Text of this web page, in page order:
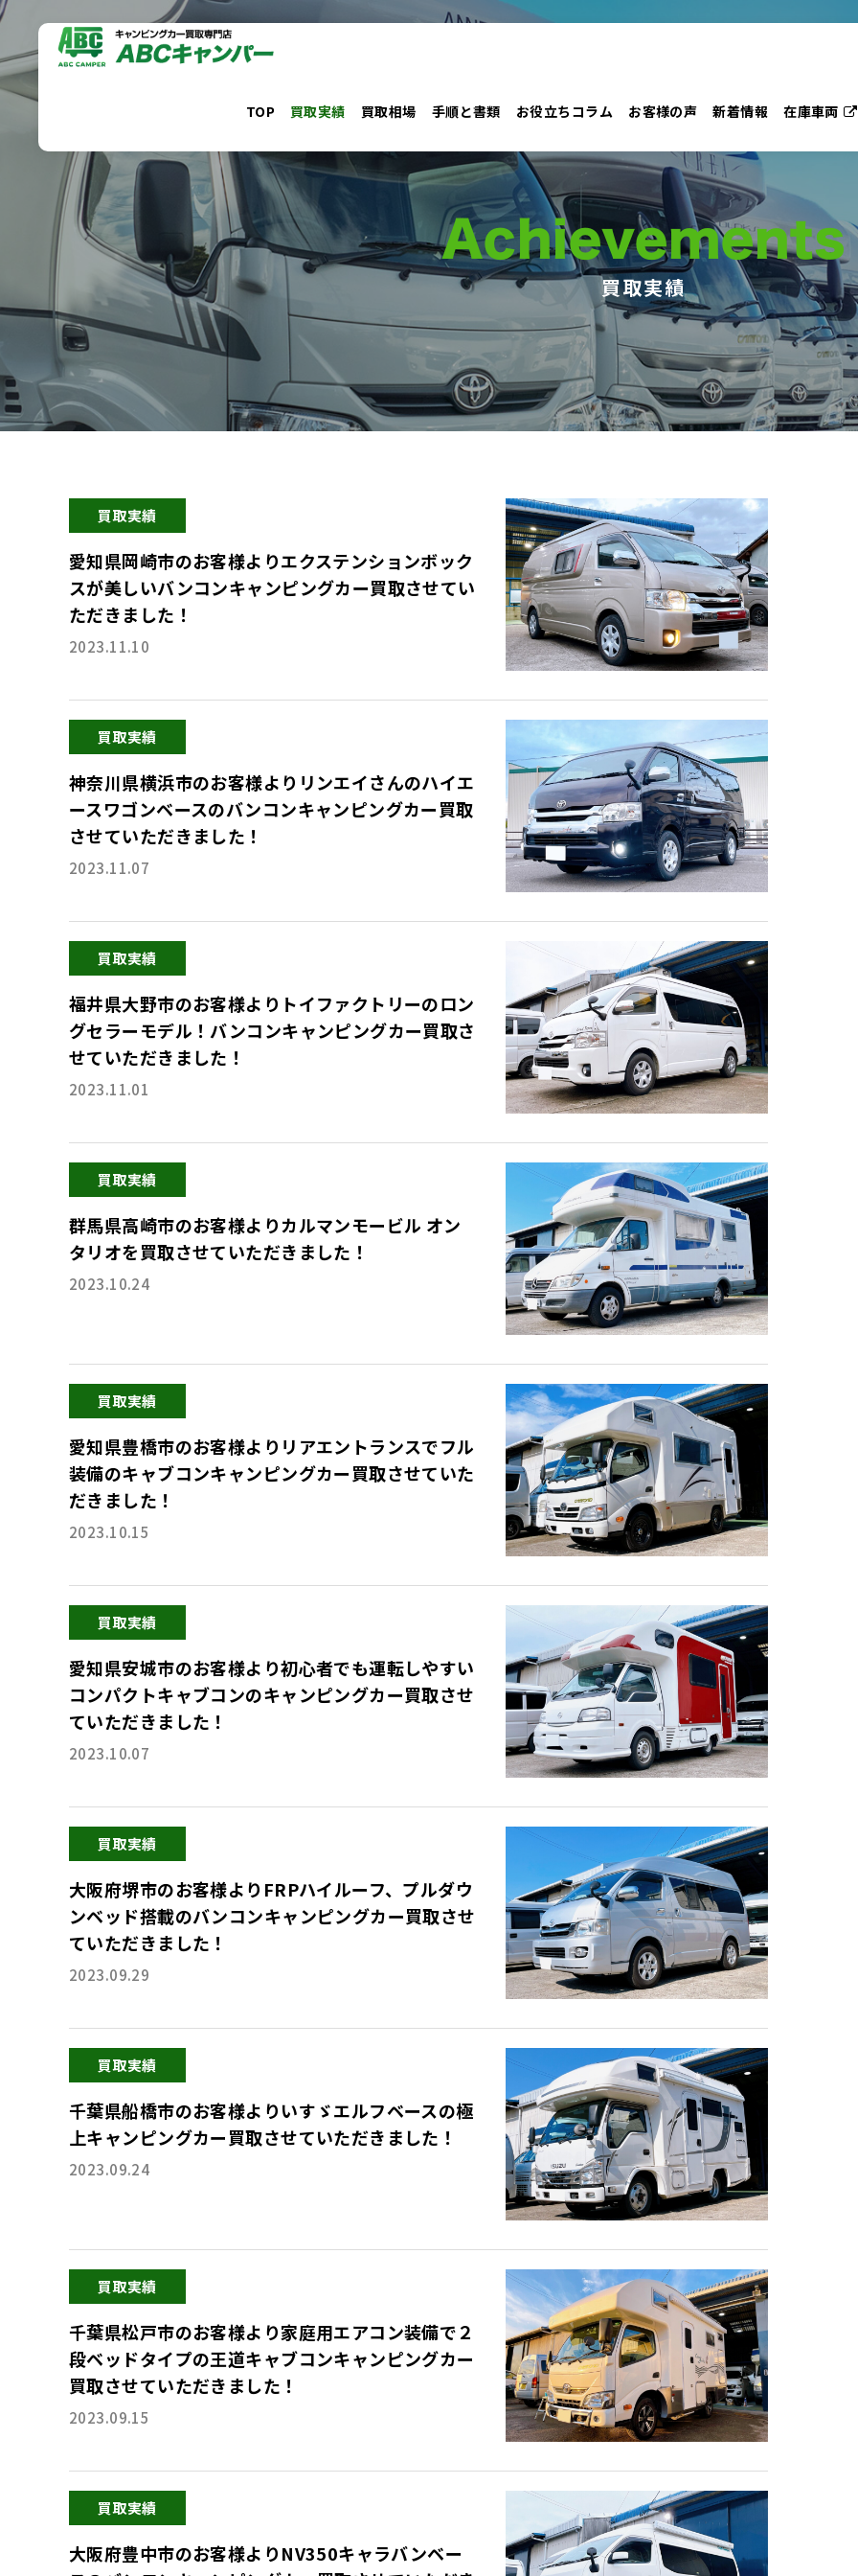
コ
テ
ン
TOP 買取実績 買取相場 手順と書類 お役立ちコラム お客様の声 新着情報 在庫車両
Achievements
買取実績
買取実績
愛知県岡崎市のお客様よりエクステンションボック
スが美しいバンコンキャンピングカー買取させてい
ただきました！
2023.11.10
買取実績
神奈川県横浜市のお客様よりリンエイさんのハイエ
ースワゴンベースのバンコンキャンピングカー買取
させていただきました！
2023.11.07
買取実績
福井県大野市のお客様よりトイファクトリーのロン
グセラーモデル！バンコンキャンピングカー買取さ
せていただきました！
2023.11.01
買取実績
群馬県高崎市のお客様よりカルマンモービル オン
タリオを買取させていただきました！
2023.10.24
買取実績
愛知県豊橋市のお客様よりリアエントランスでフル
装備のキャブコンキャンピングカー買取させていた
だきました！
2023.10.15
買取実績
愛知県安城市のお客様より初心者でも運転しやすい
コンパクトキャブコンのキャンピングカー買取させ
ていただきました！
2023.10.07
買取実績
大阪府堺市のお客様よりFRPハイルーフ、プルダウ
ンベッド搭載のバンコンキャンピングカー買取させ
ていただきました！
2023.09.29
買取実績
千葉県船橋市のお客様よりいすゞエルフベースの極
上キャンピングカー買取させていただきました！
2023.09.24
買取実績
千葉県松戸市のお客様より家庭用エアコン装備で２
段ベッドタイプの王道キャブコンキャンピングカー
買取させていただきました！
2023.09.15
買取実績
大阪府豊中市のお客様よりNV350キャラバンベー